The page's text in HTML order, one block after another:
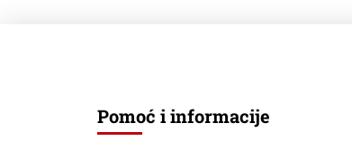
Pomoć i informacije